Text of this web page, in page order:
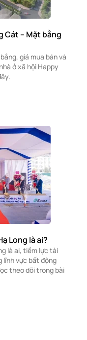
Cát – Mặt bằng
giá mua bán và
ở xã hội Happy
Long là ai?
là ai, tiềm lực tài
lĩnh vực bất động
theo dõi trong bài